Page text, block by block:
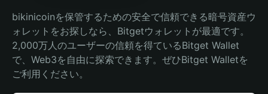
bikinicoinを保管するための安全で信頼できる暗号資産ウ
ォレットをお探しなら、Bitgetウォレットが最適です。
2,000万人のユーザーの信頼を得ているBitget Wallet
で、Web3を自由に探索できます。ぜひBitget Walletを
ご利用ください。